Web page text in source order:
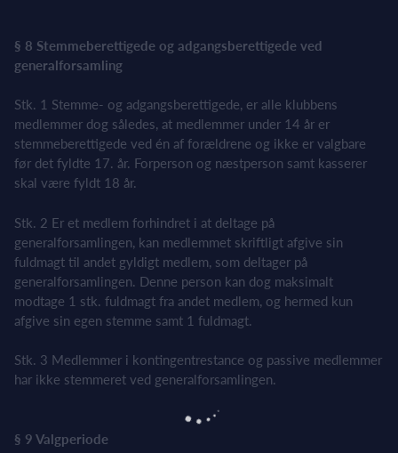
§ 8 Stemmeberettigede og adgangsberettigede ved
generalforsamling
Stk. 1 Stemme- og adgangsberettigede, er alle klubbens
medlemmer dog således, at medlemmer under 14 år er
stemmeberettigede ved én af forældrene og ikke er valgbare
før det fyldte 17. år. Forperson og næstperson samt kasserer
skal være fyldt 18 år.
Stk. 2 Er et medlem forhindret i at deltage på
generalforsamlingen, kan medlemmet skriftligt afgive sin
fuldmagt til andet gyldigt medlem, som deltager på
generalforsamlingen. Denne person kan dog maksimalt
modtage 1 stk. fuldmagt fra andet medlem, og hermed kun
afgive sin egen stemme samt 1 fuldmagt.
Stk. 3 Medlemmer i kontingentrestance og passive medlemmer
har ikke stemmeret ved generalforsamlingen.
§ 9 Valgperiode